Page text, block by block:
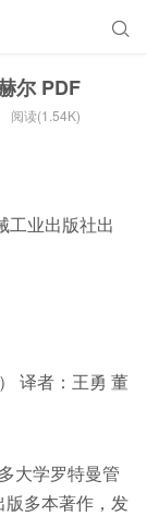

尔 PDF
阅读(1.54K)
工业出版社出
译者：王勇 董
大学罗特曼管
多本著作，发